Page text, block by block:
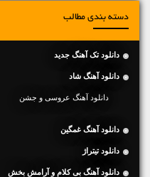
دسته بندی مطالب
دانلود تک آهنگ جدید
دانلود آهنگ شاد
دانلود آهنگ عروسی و جشن
دانلود آهنگ غمگین
دانلود تیتراژ
دانلود آهنگ بی کلام و آرامش بخش